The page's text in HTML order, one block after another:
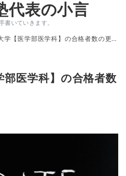
代表の小言
書いていきます。
学【医学部医学科】の合格者数の更新
部医学科】の合格者数